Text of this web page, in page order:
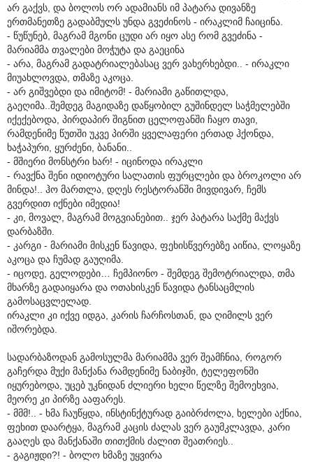
არ გაქვს, და ბოლოს ორ ადამიანს იმ პატარა დივანზე
ერთმანეთზე გადაბმულს უნდა გვეძინოს - ირაკლიმ ჩაიცინა.
- წუწუნებ, მაგრამ მგონი ცუდი არ იყო ასე რომ გვეძინა -
მარიამმა თვალები მოჭუტა და გაეცინა
- არა, მაგრამ გადატრიალებასაც ვერ ვახერხებდი.. - ირაკლი
მიუახლოვდა, თმაზე აკოცა.
- არ გიშვებდი და იმიტომ! - მარიამი გაწითლდა,
გაეღიმა..შემდეგ მაგიდაზე დაწყობილ გუშინდელ საჭმელებში
იქექებოდა, პირდაპირ შიგნით ცელოფანში ჩაყო თავი,
რამდენიმე წუთში უკვე პირში ყველაფერი ერთად ჰქონდა,
ხაჭაპური, ყურძენი, ბანანი..
- მშიერი მონსტრი ხარ! - იცინოდა ირაკლი
- რავქნა შენი იდიოტური სალათის ფურცლები და ბროკოლი არ
მინდა!.. ჰო მართლა, დღეს რესტორანში მივდივარ, ჩემს
გვერდით იქნები იმედია!
- კი, მოვალ, მაგრამ მოგვიანებით.. ჯერ პატარა საქმე მაქვს
დარბაზში.
- კარგი - მარიამი მისკენ წავიდა, ფეხისწვერებზე აიწია, ლოყაზე
აკოცა და ჩუმად გაუღიმა.
- იცოდე, გელოდები… ჩემპიონო - შემდეგ შემოტრიალდა, თმა
მხარზე გადაიყარა და ოთახისკენ წავიდა ტანსაცმლის
გამოსაცვლელად.
ირაკლი კი იქვე იდგა, კარის ჩარჩოსთან, და ღიმილს ვერ
იშორებდა.
სადარბაზოდან გამოსულმა მარიამმა ვერ შეამჩნია, როგორ
გაჩერდა მუქი მანქანა რამდენიმე ნაბიჯში, ტელეფონში
იყურებოდა, უცებ უკნიდან ძლიერი ხელი წელზე შემოეხვია,
მეორე კი პირზე ააფარეს.
- მმმ!.. - ხმა ჩაუწყდა, ინსტინქტურად გაიბრძოლა, ხელები აქნია,
ფეხით დაარტყა, მაგრამ კაცის ძალას ვერ გაუმკლავდა, კარი
გააღეს და მანქანაში თითქმის ძალით შეათრიეს..
- გაგიჟდი?! - ბოლო ხმაზე უყვირა